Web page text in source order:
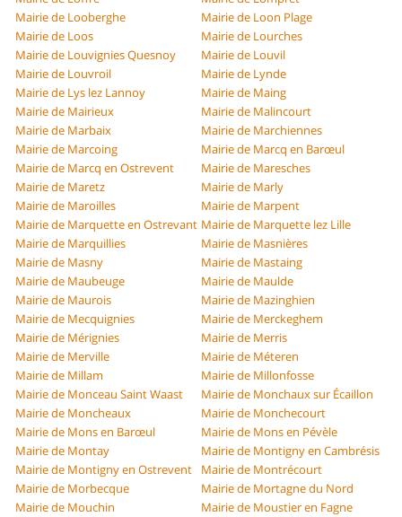
Mairie de Looberghe
Mairie de Loon Plage
Mairie de Loos
Mairie de Lourches
Mairie de Louvignies Quesnoy
Mairie de Louvil
Mairie de Louvroil
Mairie de Lynde
Mairie de Lys lez Lannoy
Mairie de Maing
Mairie de Mairieux
Mairie de Malincourt
Mairie de Marbaix
Mairie de Marchiennes
Mairie de Marcoing
Mairie de Marcq en Barœul
Mairie de Marcq en Ostrevent
Mairie de Maresches
Mairie de Maretz
Mairie de Marly
Mairie de Maroilles
Mairie de Marpent
Mairie de Marquette en Ostrevant Mairie de Marquette lez Lille
Mairie de Marquillies
Mairie de Masnières
Mairie de Masny
Mairie de Mastaing
Mairie de Maubeuge
Mairie de Maulde
Mairie de Maurois
Mairie de Mazinghien
Mairie de Mecquignies
Mairie de Merckeghem
Mairie de Mérignies
Mairie de Merris
Mairie de Merville
Mairie de Méteren
Mairie de Millam
Mairie de Millonfosse
Mairie de Monceau Saint Waast
Mairie de Monchaux sur Écaillon
Mairie de Moncheaux
Mairie de Monchecourt
Mairie de Mons en Barœul
Mairie de Mons en Pévèle
Mairie de Montay
Mairie de Montigny en Cambrésis
Mairie de Montigny en Ostrevent
Mairie de Montrécourt
Mairie de Morbecque
Mairie de Mortagne du Nord
Mairie de Mouchin
Mairie de Moustier en Fagne